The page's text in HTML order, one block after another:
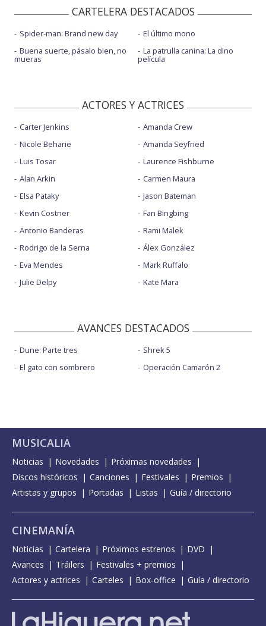
CARTELERA DESTACADOS
Spider-man: Brand new day
Buena suerte, pásalo bien, no
mueras
El último mono
La patrulla canina: La dino
película
ACTORES Y ACTRICES
Carter Jenkins
Nicole Beharie
Luis Tosar
Alan Arkin
Elsa Pataky
Kevin Costner
Antonio Banderas
Rodrigo de la Serna
Eva Mendes
Julie Delpy
Amanda Crew
Amanda Seyfried
Laurence Fishburne
Carmen Maura
Jason Bateman
Fan Bingbing
Rami Malek
Álex González
Mark Ruffalo
Kate Mara
AVANCES DESTACADOS
Dune: Parte tres
El gato con sombrero
Shrek 5
Operación Camarón 2
MUSICALIA
Noticias Novedades
Próximas novedades
Discos históricos
Canciones Festivales
Premios
Artistas y grupos
Portadas Listas Guía / directorio
CINEMANÍA
Noticias Cartelera Próximos estrenos
DVD
Avances
Tráilers
Festivales + premios
Actores y actrices
Carteles Box-office Guía / directorio